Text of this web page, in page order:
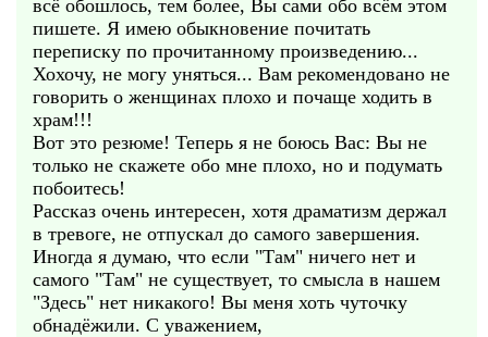
всё обошлось, тем более, Вы сами обо всём этом
пишете. Я имею обыкновение почитать
переписку по прочитанному произведению...
Хохочу, не могу уняться... Вам рекомендовано не
говорить о женщинах плохо и почаще ходить в
храм!!!
Вот это резюме! Теперь я не боюсь Вас: Вы не
только не скажете обо мне плохо, но и подумать
побоитесь!
Рассказ очень интересен, хотя драматизм держал
в тревоге, не отпускал до самого завершения.
Иногда я думаю, что если "Там" ничего нет и
самого "Там" не существует, то смысла в нашем
"Здесь" нет никакого! Вы меня хоть чуточку
обнадёжили. С уважением,